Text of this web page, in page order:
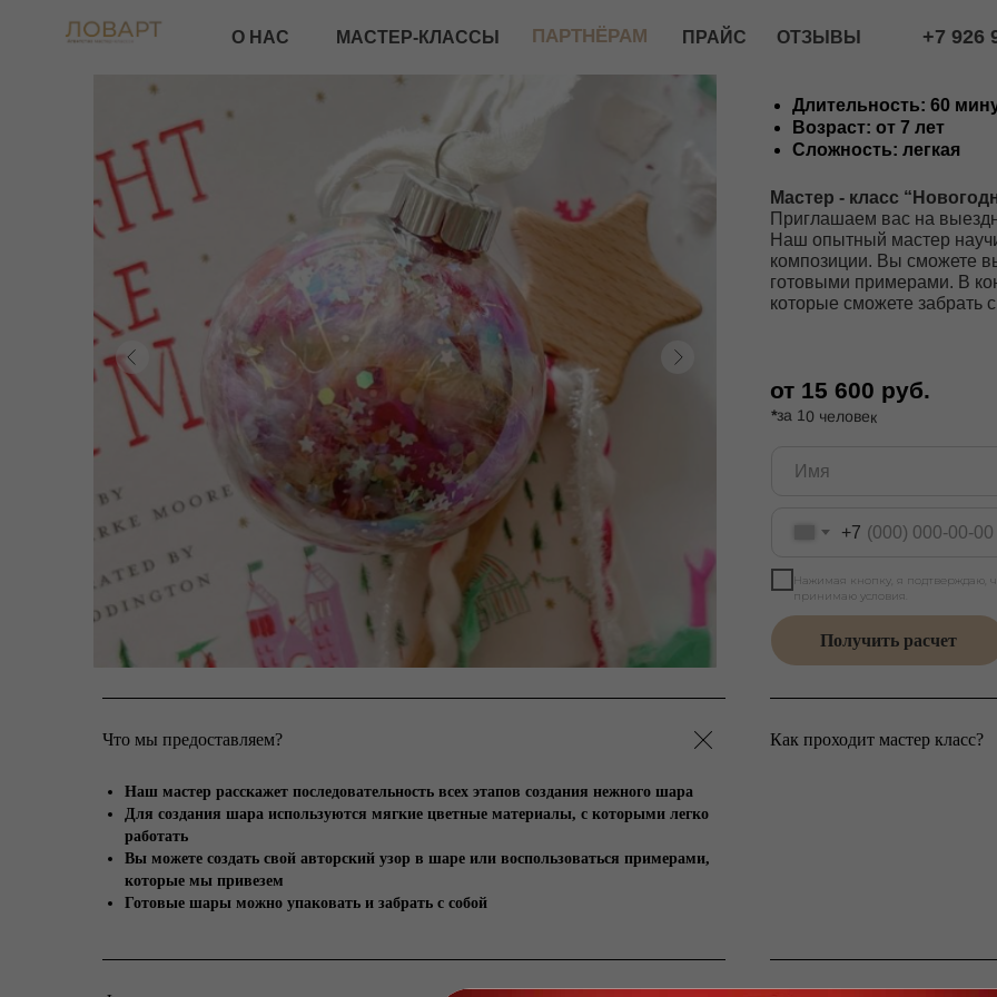
О НАС МАСТЕР-КЛАССЫ ПАРТНЁРАМ ПРАЙС +7 926 966 78 99
ОТЗЫВЫ
Новогодний
+7
Нажимая кнопку, я подтверждаю,
принимаю условия.
Получить расчет
Длительность: 60
Возраст: от 7 лет
Сложность: легкая
Мастер - класс
Приглашаем вас на
Наш опытный мастер
композиции. Вы сможете
готовыми примерами. В
которые сможете забрать
от 15 600 руб.
*за 10 человек
Что мы предоставляем?
Наш мастер расскажет последовательность всех этапов создания нежного шара
Для создания шара используются мягкие цветные материалы, с которыми легко
работать
Вы можете создать свой авторский узор в шаре или воспользоваться примерами,
которые мы привезем
Готовые шары можно упаковать и забрать с собой
Как проходит мастер класс?